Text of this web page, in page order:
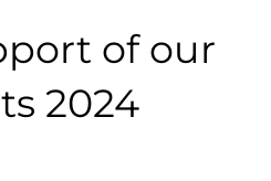
of our
2024